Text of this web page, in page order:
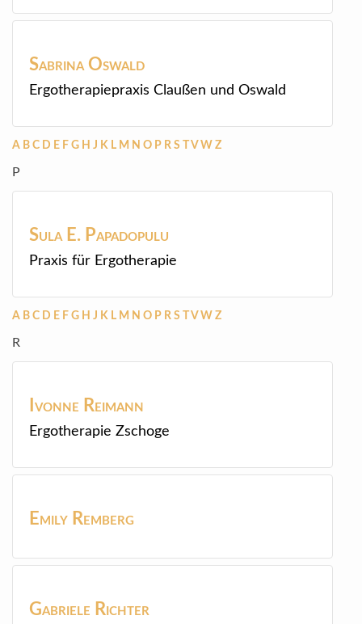
Sabrina Oswald
Ergotherapiepraxis Claußen und Oswald
A B C D E F G H J K L M N O P R S V W Z
P
Sula E. Papadopulu
Praxis für Ergotherapie
A B C D E F G H J K L M N O P R S V W Z
R
Ivonne Reimann
Ergotherapie Zschoge
Emily Remberg
Gabriele Richter